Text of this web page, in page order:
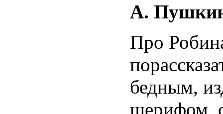
А.
Про
бедным,
шерифом,